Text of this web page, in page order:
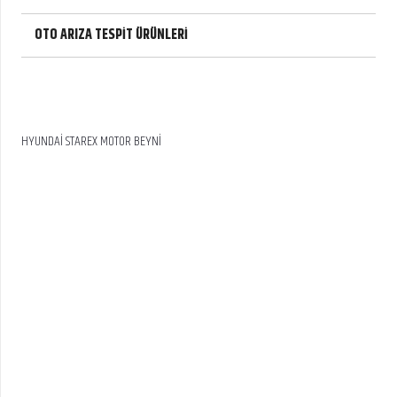
OTO ARIZA TESPİT ÜRÜNLERİ
HYUNDAİ STAREX MOTOR BEYNİ